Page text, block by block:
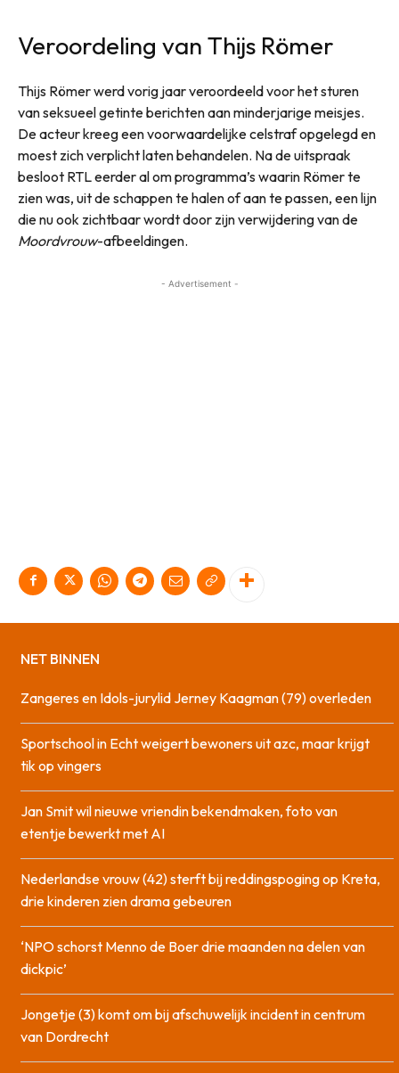
Veroordeling van Thijs Römer
Thijs Römer werd vorig jaar veroordeeld voor het sturen
van seksueel getinte berichten aan minderjarige meisjes.
De acteur kreeg een voorwaardelijke celstraf opgelegd en
moest zich verplicht laten behandelen. Na de uitspraak
besloot RTL eerder al om programma’s waarin Römer te
zien was, uit de schappen te halen of aan te passen, een lijn
die nu ook zichtbaar wordt door zijn verwijdering van de
Moordvrouw-afbeeldingen.
- Advertisement -
NET BINNEN
Zangeres en Idols-jurylid Jerney Kaagman (79) overleden
Sportschool in Echt weigert bewoners uit azc, maar krijgt
tik op vingers
Jan Smit wil nieuwe vriendin bekendmaken, foto van
etentje bewerkt met AI
Nederlandse vrouw (42) sterft bij reddingspoging op Kreta,
drie kinderen zien drama gebeuren
‘NPO schorst Menno de Boer drie maanden na delen van
dickpic’
Jongetje (3) komt om bij afschuwelijk incident in centrum
van Dordrecht